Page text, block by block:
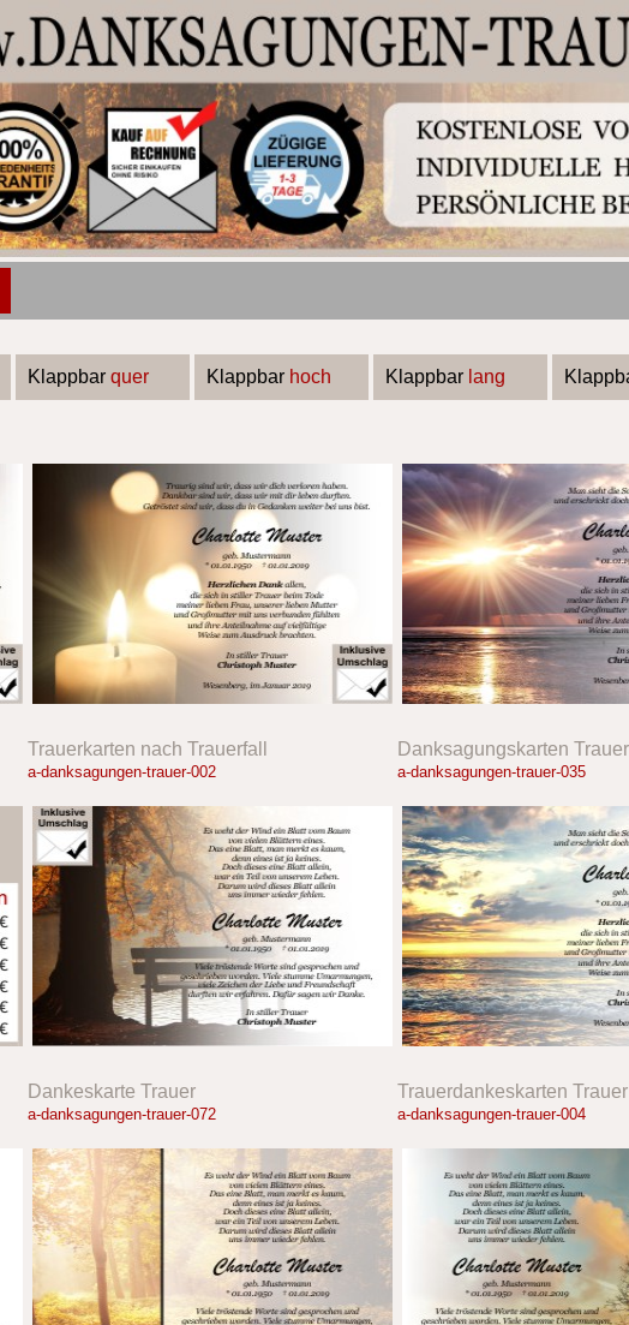
Klappbar quer Klappbar hoch Klappbar lang
Trauerkarten nach Trauerfall
a-danksagungen-trauer-002
Danksagungskarten Trauer
a-danksagungen-trauer-035
Dankeskarte Trauer
a-danksagungen-trauer-072
Trauerdankeskarten Trauer
a-danksagungen-trauer-004